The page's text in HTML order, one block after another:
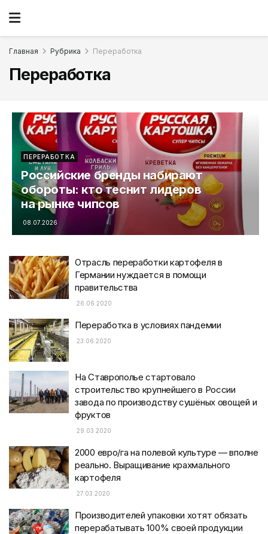
Главная Рубрика Переработка
Переработка
ПЕРЕРАБОТКА
Российские бренды набирают
обороты: кто теснит лидеров
на рынке чипсов
08.07.2026
Отрасль переработки картофеля в
Германии нуждается в помощи
правительства
26.06.2020
Переработка в условиях пандемии
23.06.2020
На Ставрополье стартовало
строительство крупнейшего в России
завода по производству сушёных овощей и
фруктов
29.03.2020
2000 евро/га на полевой культуре — вполне
реально. Выращивание крахмального
картофеля
27.03.2020
Производителей упаковки хотят обязать
перерабатывать 100% своей продукции